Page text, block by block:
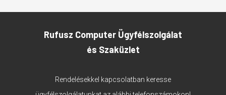
Rufusz Computer Ügyfélszolgálat
és Szaküzlet
Rendelésekkel kapcsolatban keresse